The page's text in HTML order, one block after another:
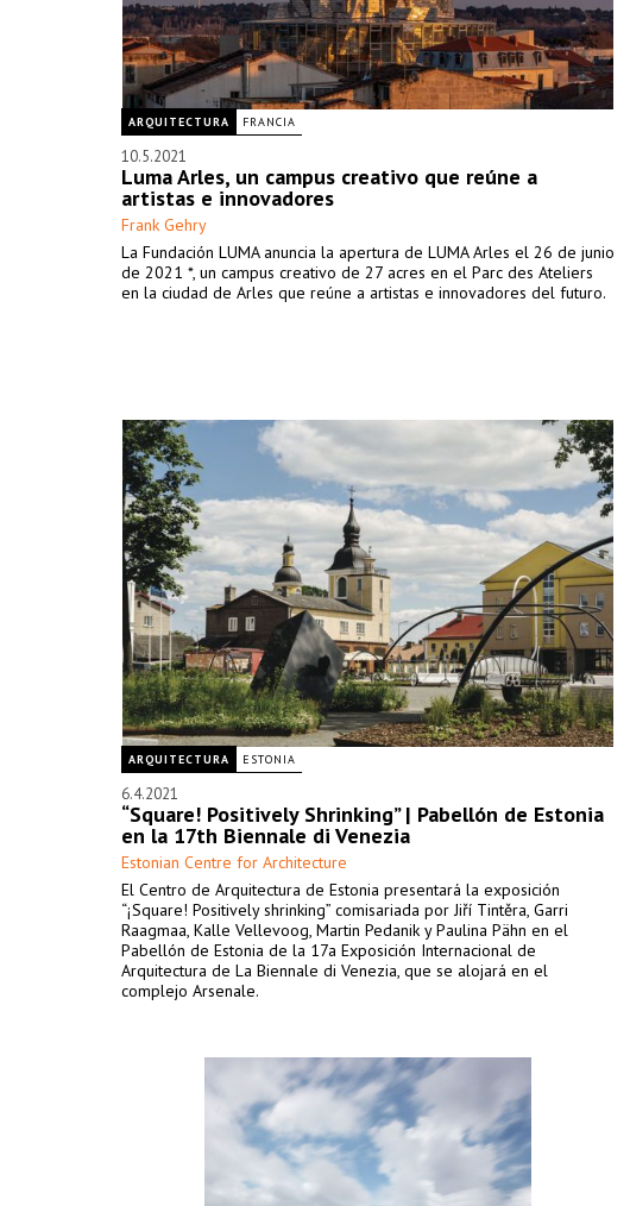
ARQUITECTURA FRANCIA
10.5.2021
Luma Arles, un campus creativo que reúne a
artistas e innovadores
Frank Gehry
La Fundación LUMA anuncia la apertura de LUMA Arles el 26 de junio
de 2021 *, un campus creativo de 27 acres en el Parc des Ateliers
en la ciudad de Arles que reúne a artistas e innovadores del futuro.
ARQUITECTURA ESTONIA
6.4.2021
“Square! Positively Shrinking” | Pabellón de Estonia
en la 17th Biennale di Venezia
Estonian Centre for Architecture
El Centro de Arquitectura de Estonia presentará la exposición
“¡Square! Positively shrinking” comisariada por Jiří Tintěra, Garri
Raagmaa, Kalle Vellevoog, Martin Pedanik y Paulina Pähn en el
Pabellón de Estonia de la 17a Exposición Internacional de
Arquitectura de La Biennale di Venezia, que se alojará en el
complejo Arsenale.